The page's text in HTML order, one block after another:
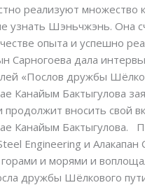
реализуют
узнать Шэньчжэнь. Она
опыта и успешно
Сарногоева дала
«Послов дружбы
Канайым Бактыгулова
продолжит вносить свой
Канайым
Engineering и
и морями и
дружбы Шёлкового